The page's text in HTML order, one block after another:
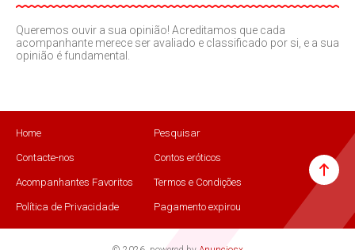
Queremos ouvir a sua opinião! Acreditamos que cada
acompanhante merece ser avaliado e classificado por si, e a sua
opinião é fundamental.
Home Pesquisar
Contacte-nos Contos eróticos
Acompanhantes Favoritos Termos e Condições
Política de Privacidade Pagamento expirou